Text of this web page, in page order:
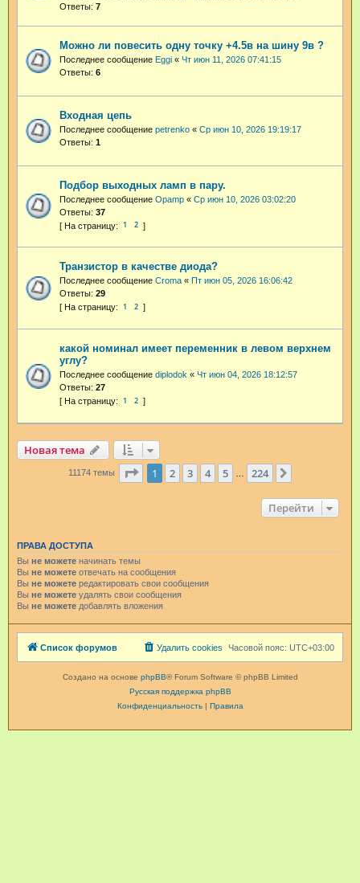
Ответы: 7
Можно ли повесить одну точку +4.5в на шину 9в ?
Последнее сообщение Eggi « Чт июн 11, 2026 07:41:15
Ответы: 6
Входная цепь
Последнее сообщение petrenko « Ср июн 10, 2026 19:19:17
Ответы: 1
Подбор выходных ламп в пару.
Последнее сообщение Opamp « Ср июн 10, 2026 03:02:20
Ответы: 37
1 2
Транзистор в качестве диода?
Последнее сообщение Croma « Пт июн 05, 2026 16:06:42
Ответы: 29
1 2
какой номинал имеет переменник в левом верхнем
углу?
Последнее сообщение diplodok « Чт июн 04, 2026 18:12:57
Ответы: 27
1 2
Новая тема
11174 темы Страница из 224
1 2 3 4 5 224
Перейти
ПРАВА ДОСТУПА
Вы не можете начинать темы
Вы не можете отвечать на сообщения
Вы не можете редактировать свои сообщения
Вы не можете удалять свои сообщения
Вы не можете добавлять вложения
Список форумов Часовой пояс: UTC+03:00
Удалить cookies
Создано на основе phpBB® Forum Software © phpBB Limited
Русская поддержка phpBB
Конфиденциальность| Правила